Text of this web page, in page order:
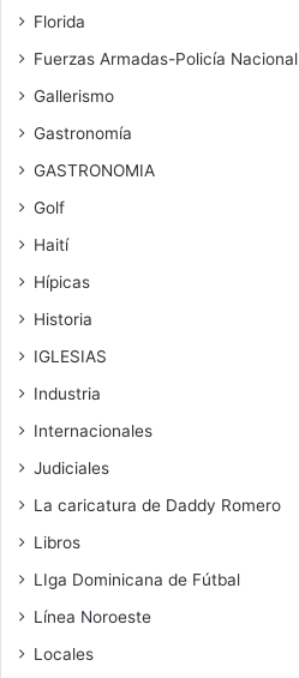
Florida
Fuerzas Armadas-Policía Nacional
Gallerismo
Gastronomía
GASTRONOMIA
Golf
Haití
Hípicas
Historia
IGLESIAS
Industria
Internacionales
Judiciales
La caricatura de Daddy Romero
Libros
LIga Dominicana de Fútbal
Línea Noroeste
Locales